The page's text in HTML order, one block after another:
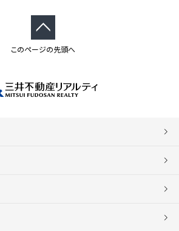
このページの先頭へ